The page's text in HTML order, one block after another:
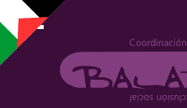
Pasar al contenido principal